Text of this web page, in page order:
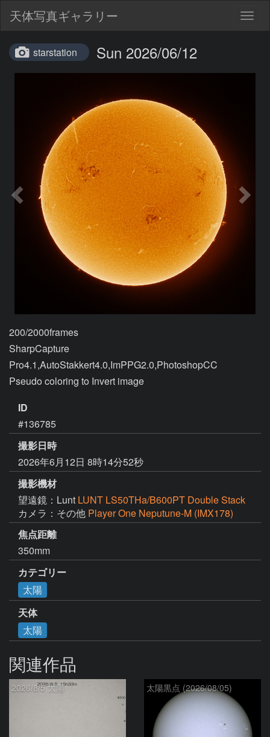
天体写真ギャラリー
starstation Sun 2026/06/12
200/2000frames
SharpCapture
Pro4.1,AutoStakkert4.0,ImPPG2.0,PhotoshopCC
ID
#136785
撮影日時
2026年6月12日 8時14分52秒
撮影機材
望遠鏡：Lunt LUNT LS50THa/B600PT Double Stack
カメラ：その他 Player One Neputune-M (IMX178)
焦点距離
350mm
カテゴリー
太陽
天体
太陽
関連作品
2026/8/5 太陽 太陽黒点 (2026/08/05)